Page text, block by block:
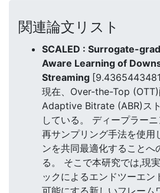
関連論文リスト
SCALED : Surrogate-
Aware Learning of
Streaming
現在、Over-the-Top (OTT)
Adaptive Bitrate (ABR)ス
している。 ディープラー
再サンプリング手法を使用
ンを共同最適化することへ
る。 そこで本研究では,現
ックによるエンドツーエン
可能にする新しいフレーム